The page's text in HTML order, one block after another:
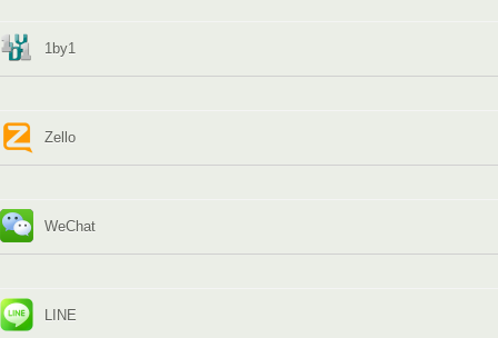
1by1
Zello
WeChat
LINE